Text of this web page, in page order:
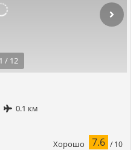
1 / 12
0.1 км
Хорошо 7.6 / 10